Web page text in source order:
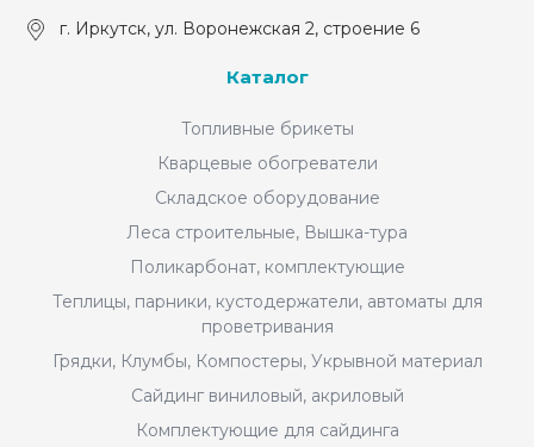
г. Иркутск, ул. Воронежская 2, строение 6
Каталог
Топливные брикеты
Кварцевые обогреватели
Складское оборудование
Леса строительные, Вышка-тура
Поликарбонат, комплектующие
Теплицы, парники, кустодержатели, автоматы для
проветривания
Грядки, Клумбы, Компостеры, Укрывной материал
Сайдинг виниловый, акриловый
Комплектующие для сайдинга